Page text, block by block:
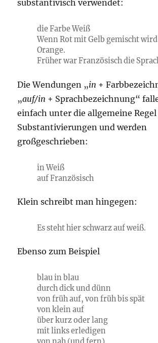
substantivisch verwendet:
die Farbe Weiß
Wenn Rot mit Gelb gemischt
Orange.
Früher war Französisch die
Die Wendungen „in +
„auf/in + Sprachbezeichnung“
einfach unter die allgemeine
Substantivierungen und werden
großgeschrieben:
in Weiß
auf Französisch
Klein schreibt man hingegen:
Es steht hier schwarz auf weiß.
Ebenso zum Beispiel
blau in blau
durch dick und dünn
von früh auf, von früh bis spät
von klein auf
über kurz oder lang
mit links erledigen